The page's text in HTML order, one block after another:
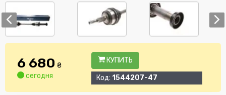
6 680 ₴
сегодня
КУПИТЬ
Код: 1544207-47